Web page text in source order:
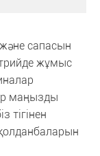
сапасын
жұмыс
маңызды
тігінен